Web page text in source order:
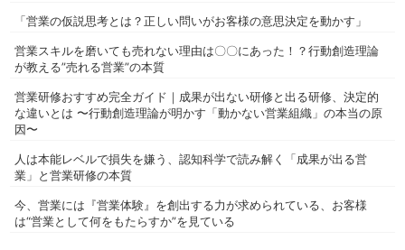
「営業の仮説思考とは？正しい問いがお客様の意思決定を動かす」
営業スキルを磨いても売れない理由は〇〇にあった！？行動創造理論
が教える”売れる営業”の本質
営業研修おすすめ完全ガイド｜成果が出ない研修と出る研修、決定的
な違いとは 〜行動創造理論が明かす「動かない営業組織」の本当の原
因〜
人は本能レベルで損失を嫌う、認知科学で読み解く「成果が出る営
業」と営業研修の本質
今、営業には『営業体験』を創出する力が求められている、お客様
は“営業として何をもたらすか”を見ている